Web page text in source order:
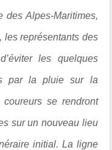
des Alpes-Maritimes,
les représentants des
les quelques
par la pluie sur la
se rendront
sur un nouveau lieu
initial. La ligne